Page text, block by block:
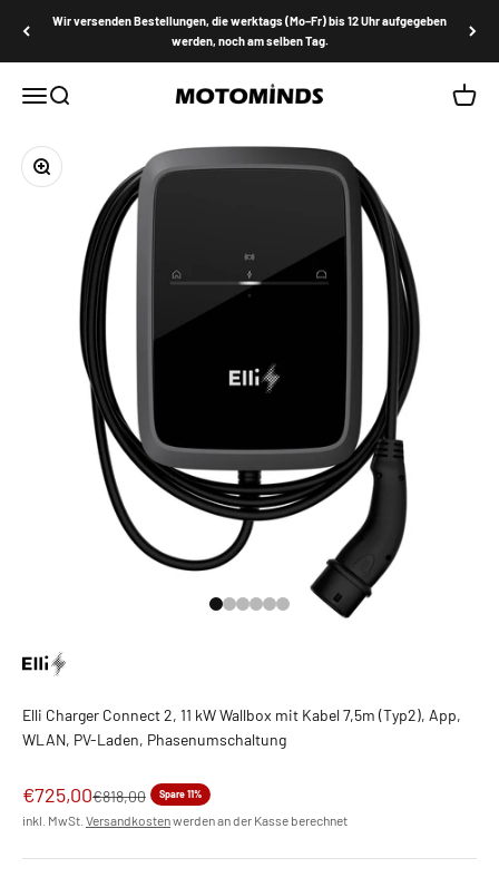
Wir versenden Bestellungen, die werktags (Mo–Fr) bis 12 Uhr aufgegeben
werden, noch am selben Tag.
MenüSuche MOTOMINDS
Bild vergrößern
Gehe zu Element 1
Gehe zu Element 2
Gehe zu Element 3
Gehe zu Element 4
Gehe zu Element 5
Gehe zu Element 6
Elli Charger Connect 2, 11 kW Wallbox mit Kabel 7,5m (Typ2), App,
WLAN, PV-Laden, Phasenumschaltung
Angebot
€725,00Regulärer Preis
€818,00 Spare 11%
inkl. MwSt. Versandkostenwerden an der Kasse berechnet